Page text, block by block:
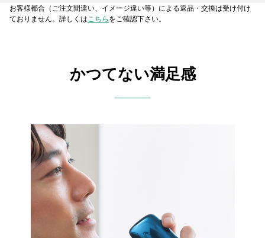
お客様都合（ご注文間違い、イメージ違い等）による返品・交換は受け付け
ておりません。詳しくはこちら をご確認下さい。
かつてない満足感